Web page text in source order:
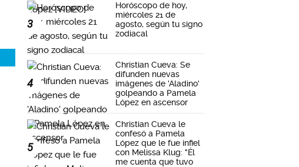
3
Horóscopo de hoy,
miércoles 21 de
agosto, según tu signo
zodiacal
4
Christian Cueva: Se
difunden nuevas
imágenes de 'Aladino'
golpeando a Pamela
López en ascensor
5
Christian Cueva le
confesó a Pamela
López que le fue infiel
con Melissa Klug: "Él
me cuenta que tuvo